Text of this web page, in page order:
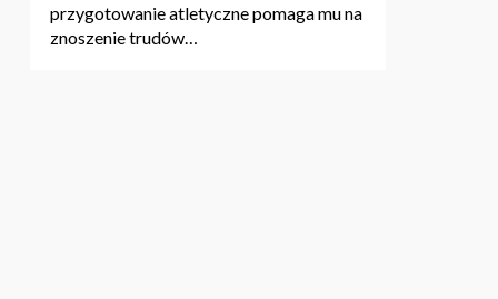
przygotowanie atletyczne pomaga mu na
znoszenie trudów…